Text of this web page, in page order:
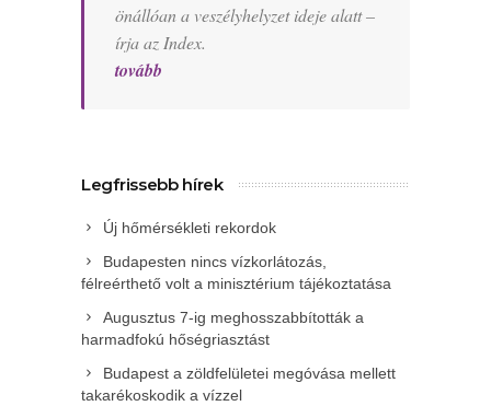
önállóan a veszélyhelyzet ideje alatt –
írja az Index.
tovább
Legfrissebb hírek
Új hőmérsékleti rekordok
Budapesten nincs vízkorlátozás,
félreérthető volt a minisztérium tájékoztatása
Augusztus 7-ig meghosszabbították a
harmadfokú hőségriasztást
Budapest a zöldfelületei megóvása mellett
takarékoskodik a vízzel